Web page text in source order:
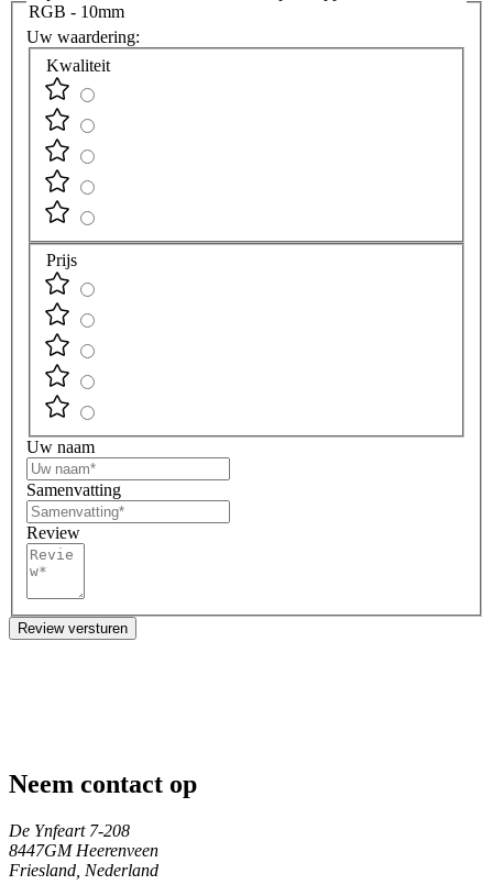
RGB - 10mm
Uw waardering:
Kwaliteit
Prijs
Uw naam
Samenvatting
Review
Review versturen
Neem contact op
De Ynfeart 7-208
8447GM Heerenveen
Friesland, Nederland